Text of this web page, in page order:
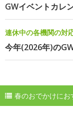
GWイベントカレ
連休中の各機関の対
今年(2026年)の
春のおでかけにお